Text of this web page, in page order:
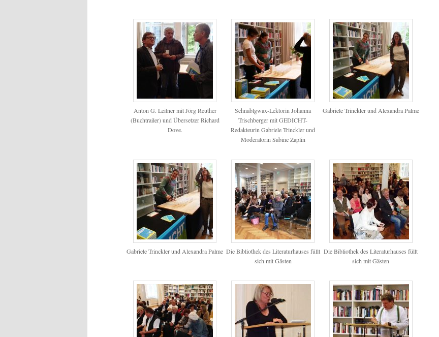
Anton G. Leitner mit Jörg Reuther
(Buchtrailer) und Übersetzer Richard
Dove.
Schnablgwax-Lektorin Johanna
Trischberger mit GEDICHT-
Redakteurin Gabriele Trinckler und
Moderatorin Sabine Zaplin
Gabriele Trinckler und Alexandra Palme
Gabriele Trinckler und Alexandra Palme Die Bibliothek des Literaturhauses füllt
sich mit Gästen
Die Bibliothek des Literaturhauses füllt
sich mit Gästen